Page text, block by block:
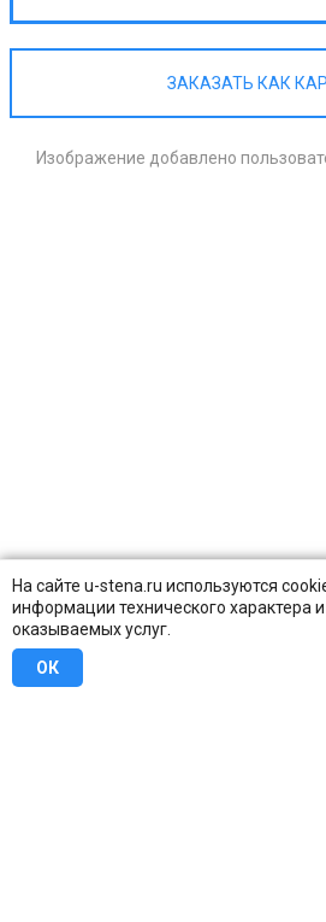
На сайте u-stena.ru используются
информации технического характера
оказываемых услуг.
ОК
ЗАКАЗАТЬ КАК
Изображение добавлено